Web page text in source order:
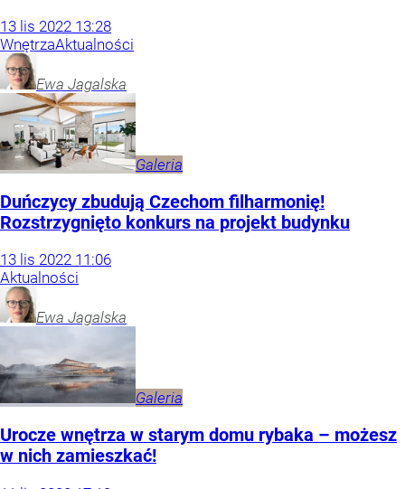
13 lis 2022 13:28
WnętrzaAktualności
Ewa Jagalska
Galeria
Duńczycy zbudują Czechom filharmonię!
Rozstrzygnięto konkurs na projekt budynku
13 lis 2022 11:06
Aktualności
Ewa Jagalska
Galeria
Urocze wnętrza w starym domu rybaka – możesz
w nich zamieszkać!